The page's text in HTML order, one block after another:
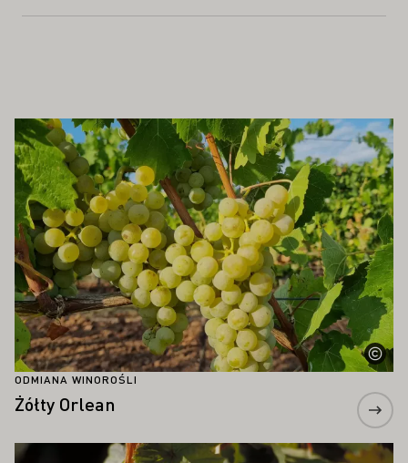
ZAINTERESOWAĆ
ODMIANA WINOROŚLI
Żółty Orlean
Proszę dowiedzieć się więcej
Proszę dowiedzieć się więcej